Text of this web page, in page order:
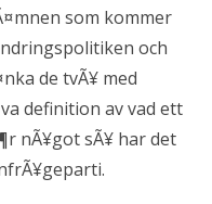
som kommer
och
de tvÃ¥ med
definition av vad ett
nÃ¥got sÃ¥ har det